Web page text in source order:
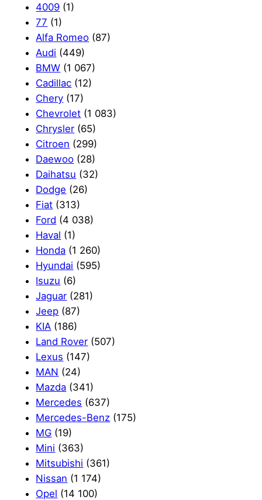
4009 (1)
77 (1)
Alfa Romeo (87)
Audi (449)
BMW (1 067)
Cadillac (12)
Chery (17)
Chevrolet (1 083)
Chrysler (65)
Citroen (299)
Daewoo (28)
Daihatsu (32)
Dodge (26)
Fiat (313)
Ford (4 038)
Haval (1)
Honda (1 260)
Hyundai (595)
Isuzu (6)
Jaguar (281)
Jeep (87)
KIA (186)
Land Rover (507)
Lexus (147)
MAN (24)
Mazda (341)
Mercedes (637)
Mercedes-Benz (175)
MG (19)
Mini (363)
Mitsubishi (361)
Nissan (1 174)
Opel (14 100)